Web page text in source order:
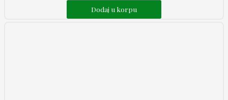
Dodaj u korpu